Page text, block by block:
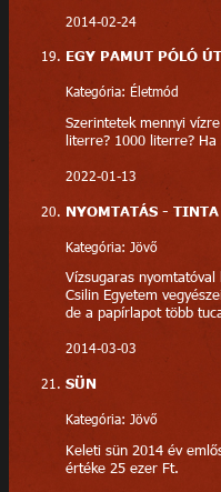
2014-02-24
EGY PAMUT PÓLÓ
Kategória: Életmód
Szerintetek mennyi
literre? 1000 literre? Ha
2022-01-13
NYOMTATÁS - TINTA
Kategória: Jövő
Vízsugaras
Csilin Egyetem
de a papírlapot több
2014-03-03
SÜN
Kategória: Jövő
Keleti sün 2014 év
értéke 25 ezer Ft.